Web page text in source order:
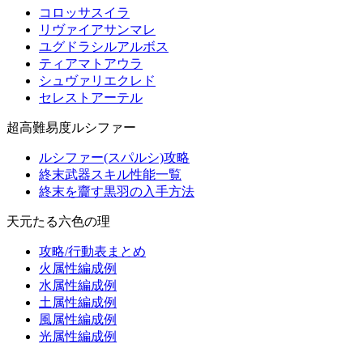
コロッサスイラ
リヴァイアサンマレ
ユグドラシルアルボス
ティアマトアウラ
シュヴァリエクレド
セレストアーテル
超高難易度ルシファー
ルシファー(スパルシ)攻略
終末武器スキル性能一覧
終末を齎す黒羽の入手方法
天元たる六色の理
攻略/行動表まとめ
火属性編成例
水属性編成例
土属性編成例
風属性編成例
光属性編成例